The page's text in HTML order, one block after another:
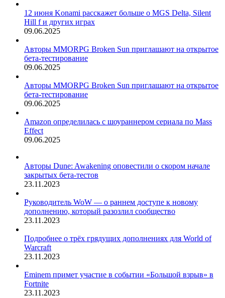
12 июня Konami расскажет больше о MGS Delta, Silent
Hill f и других играх
09.06.2025
Авторы MMORPG Broken Sun приглашают на открытое
бета-тестирование
09.06.2025
Авторы MMORPG Broken Sun приглашают на открытое
бета-тестирование
09.06.2025
Amazon определилась с шоураннером сериала по Mass
Effect
09.06.2025
Авторы Dune: Awakening оповестили о скором начале
закрытых бета-тестов
23.11.2023
Руководитель WoW — о раннем доступе к новому
дополнению, который разозлил сообщество
23.11.2023
Подробнее о трёх грядущих дополнениях для World of
Warcraft
23.11.2023
Eminem примет участие в событии «Большой взрыв» в
Fortnite
23.11.2023